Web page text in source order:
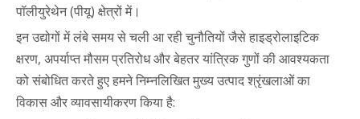
पॉलीयुरेथेन (पीयू) क्षेत्रों में।
इन उद्योगों में लंबे समय से चली आ रही चुनौतियों जैसे हाइड्रोलाइटिक
क्षरण, अपर्याप्त मौसम प्रतिरोध और बेहतर यांत्रिक गुणों की आवश्यकता
को संबोधित करते हुए हमने निम्नलिखित मुख्य उत्पाद श्रृंखलाओं का
विकास और व्यावसायीकरण किया है: